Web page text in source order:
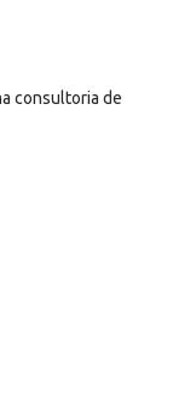
consultoria de